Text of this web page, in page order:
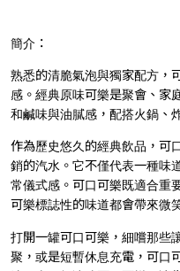
簡介：
熟悉的清脆氣泡與獨家配方，
感。經典原味可樂是聚會、家
和鹹味與油膩感，配搭火鍋、
作為歷史悠久的經典飲品，可
銷的汽水。它不僅代表一種味
常儀式感。可口可樂既適合重
可樂標誌性的味道都會帶來微
打開一罐可口可樂，細嚐那些
聚，或是短暫休息充電，可口